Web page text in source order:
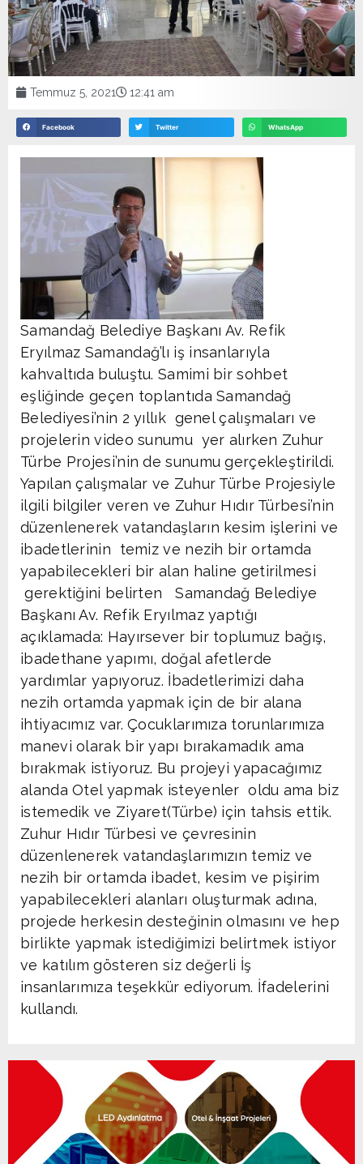
Temmuz 5, 2021 12:41 am
Facebook Twitter WhatsApp
Samandağ Belediye Başkanı Av. Refik
Eryılmaz Samandağ’lı iş insanlarıyla
kahvaltıda buluştu. Samimi bir sohbet
eşliğinde geçen toplantıda Samandağ
Belediyesi’nin 2 yıllık genel çalışmaları ve
projelerin video sunumu yer alırken Zuhur
Türbe Projesi’nin de sunumu gerçekleştirildi.
Yapılan çalışmalar ve Zuhur Türbe Projesiyle
ilgili bilgiler veren ve Zuhur Hıdır Türbesi’nin
düzenlenerek vatandaşların kesim işlerini ve
ibadetlerinin temiz ve nezih bir ortamda
yapabilecekleri bir alan haline getirilmesi
gerektiğini belirten Samandağ Belediye
Başkanı Av. Refik Eryılmaz yaptığı
açıklamada: Hayırsever bir toplumuz bağış,
ibadethane yapımı, doğal afetlerde
yardımlar yapıyoruz. İbadetlerimizi daha
nezih ortamda yapmak için de bir alana
ihtiyacımız var. Çocuklarımıza torunlarımıza
manevi olarak bir yapı bırakamadık ama
bırakmak istiyoruz. Bu projeyi yapacağımız
alanda Otel yapmak isteyenler oldu ama biz
istemedik ve Ziyaret(Türbe) için tahsis ettik.
Zuhur Hıdır Türbesi ve çevresinin
düzenlenerek vatandaşlarımızın temiz ve
nezih bir ortamda ibadet, kesim ve pişirim
yapabilecekleri alanları oluşturmak adına,
projede herkesin desteğinin olmasını ve hep
birlikte yapmak istediğimizi belirtmek istiyor
ve katılım gösteren siz değerli İş
insanlarımıza teşekkür ediyorum. İfadelerini
kullandı.